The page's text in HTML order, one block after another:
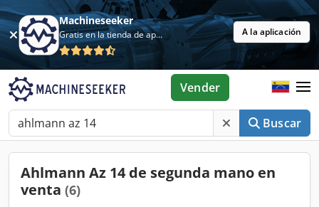
Machineseeker
Gratis en la tienda de aplicaciones A la aplicación
Buscar
Vender
Ahlmann Az 14 de segunda mano en
venta (6)